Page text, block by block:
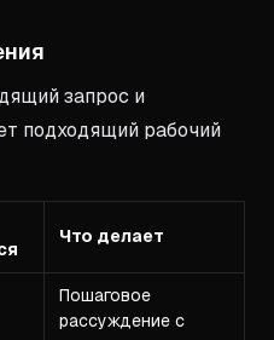
запрос и
подходящий рабочий
Что делает
Пошаговое
рассуждение с